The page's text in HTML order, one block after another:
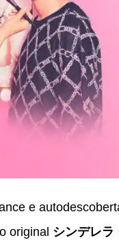
e
original シンデレラ